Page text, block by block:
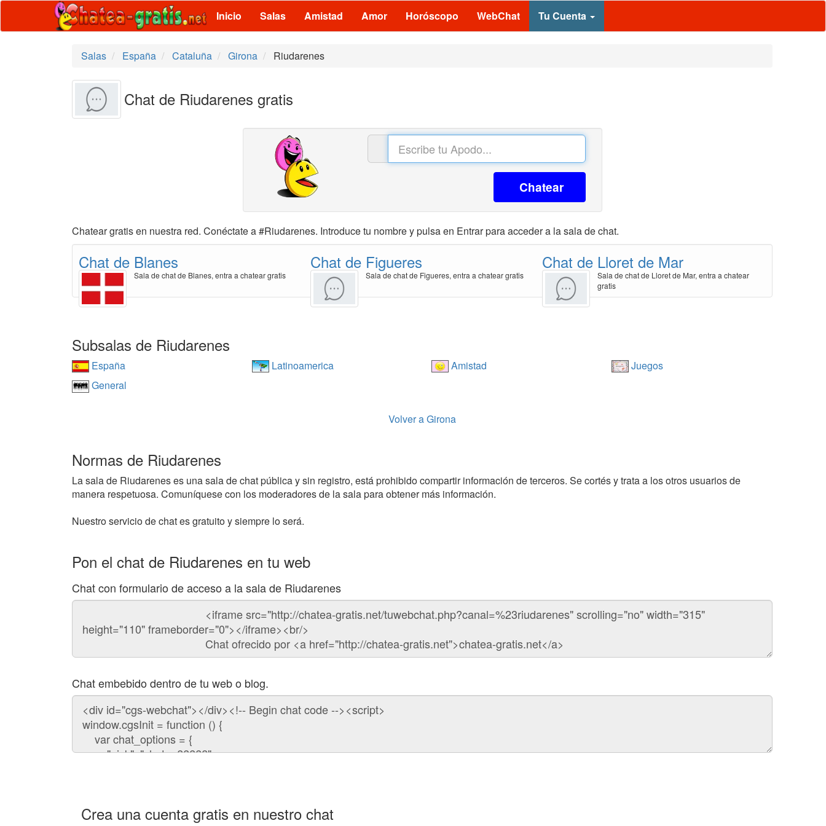
Inicio Salas Amistad Amor Horóscopo WebChat Tu Cuenta
Salas España Cataluña Girona Riudarenes
Chat de Riudarenes gratis
Chatear
Chatear gratis en nuestra red. Conéctate a #Riudarenes. Introduce tu nombre y pulsa en Entrar para acceder a la sala de chat.
Chat de Blanes
Sala de chat de Blanes, entra a chatear gratis
Chat de Figueres
Sala de chat de Figueres, entra a chatear gratis
Chat de Lloret de Mar
Sala de chat de Lloret de Mar, entra a chatear
gratis
Subsalas de Riudarenes
España Latinoamerica Amistad
Juegos
General
Volver a Girona
Normas de Riudarenes
La sala de Riudarenes es una sala de chat pública y sin registro, está prohibido compartir información de terceros. Se cortés y trata a los otros usuarios de
manera respetuosa. Comuníquese con los moderadores de la sala para obtener más información.
Nuestro servicio de chat es gratuito y siempre lo será.
Pon el chat de Riudarenes en tu web
Chat con formulario de acceso a la sala de Riudarenes
Código
chat
Chat embebido dentro de tu web o blog.
Código
para
embeber
chat
Crea una cuenta gratis en nuestro chat